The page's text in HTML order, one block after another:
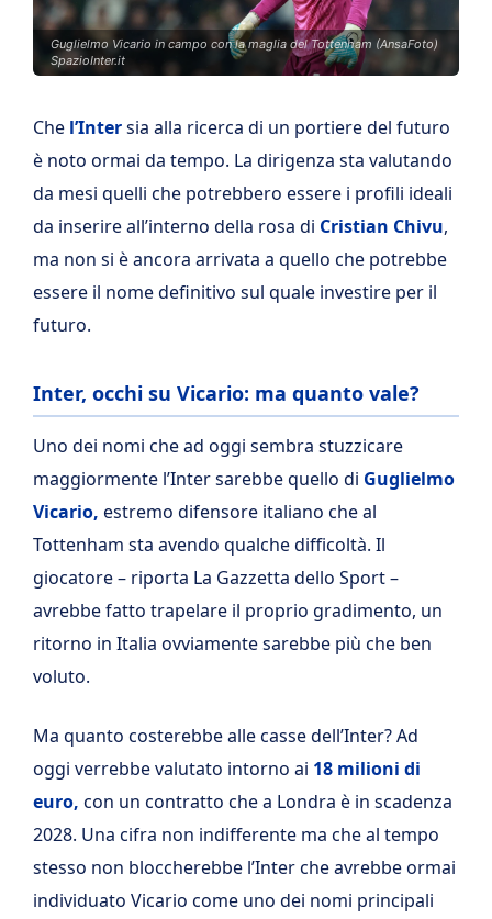
Guglielmo Vicario in campo con la maglia del Tottenham (AnsaFoto)
SpazioInter.it
Che l’Intersia alla ricerca di un portiere del futuro
è noto ormai da tempo. La dirigenza sta valutando
da mesi quelli che potrebbero essere i profili ideali
da inserire all’interno della rosa di Cristian Chivu,
ma non si è ancora arrivata a quello che potrebbe
essere il nome definitivo sul quale investire per il
futuro.
Inter, occhi su Vicario: ma quanto vale?
Uno dei nomi che ad oggi sembra stuzzicare
maggiormente l’Inter sarebbe quello di Guglielmo
Vicario, estremo difensore italiano che al
Tottenham sta avendo qualche difficoltà. Il
giocatore – riporta La Gazzetta dello Sport –
avrebbe fatto trapelare il proprio gradimento, un
ritorno in Italia ovviamente sarebbe più che ben
voluto.
Ma quanto costerebbe alle casse dell’Inter? Ad
oggi verrebbe valutato intorno ai 18 milioni di
euro, con un contratto che a Londra è in scadenza
2028. Una cifra non indifferente ma che al tempo
stesso non bloccherebbe l’Inter che avrebbe ormai
individuato Vicario come uno dei nomi principali